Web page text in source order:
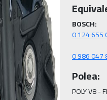
BOSCH:
0 986 047
Polea:
POLY V8 -